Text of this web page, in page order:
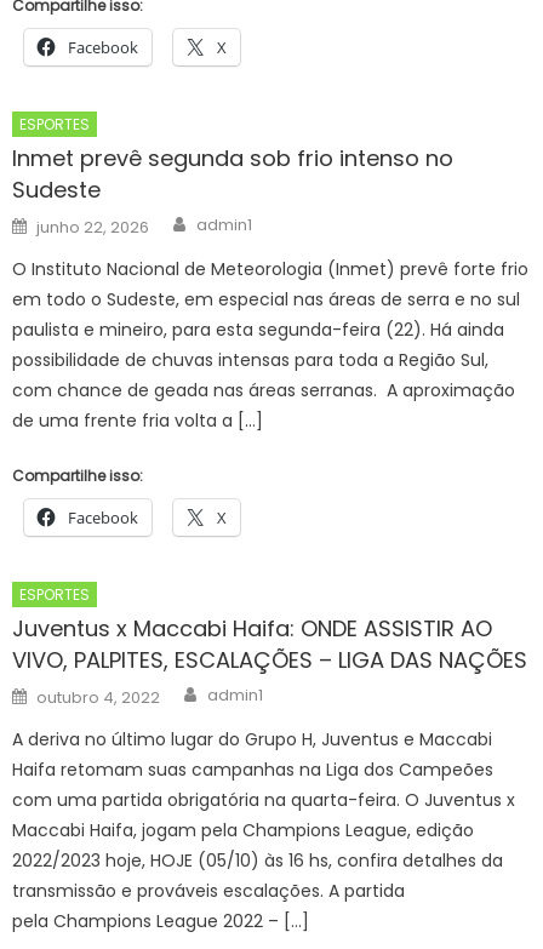
Compartilhe isso:
Facebook X
ESPORTES
Inmet prevê segunda sob frio intenso no
Sudeste
Posted
on
junho 22, 2026 Author
admin1
O Instituto Nacional de Meteorologia (Inmet) prevê forte frio
em todo o Sudeste, em especial nas áreas de serra e no sul
paulista e mineiro, para esta segunda-feira (22). Há ainda
possibilidade de chuvas intensas para toda a Região Sul,
com chance de geada nas áreas serranas. A aproximação
de uma frente fria volta a […]
Compartilhe isso:
Facebook X
ESPORTES
Juventus x Maccabi Haifa: ONDE ASSISTIR AO
VIVO, PALPITES, ESCALAÇÕES – LIGA DAS NAÇÕES
Posted
on
outubro 4, 2022 Author
admin1
A deriva no último lugar do Grupo H, Juventus e Maccabi
Haifa retomam suas campanhas na Liga dos Campeões
com uma partida obrigatória na quarta-feira. O Juventus x
Maccabi Haifa, jogam pela Champions League, edição
2022/2023 hoje, HOJE (05/10) às 16 hs, confira detalhes da
transmissão e prováveis escalações. A partida
pela Champions League 2022 – […]